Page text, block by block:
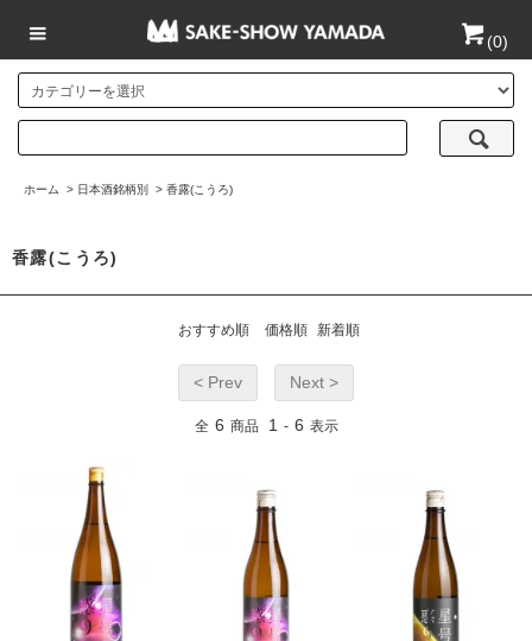
(0)
ホーム > 日本酒銘柄別 > 香露(こうろ)
香露(こうろ)
おすすめ順 価格順 新着順
< Prev Next >
全 6 商品 1 - 6 表示